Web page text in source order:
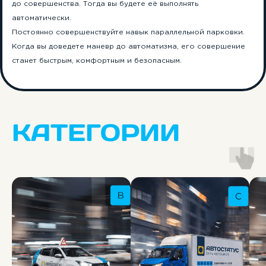
до совершенства. Тогда вы будете её выполнять
автоматически.
Постоянно совершенствуйте навык параллельной парковки.
Когда вы доведете маневр до автоматизма, его совершение
станет быстрым, комфортным и безопасным.
КАТЕГОРИИ
Записаться
Единственная
автошкола в РФ с
ИИ-инструктором!